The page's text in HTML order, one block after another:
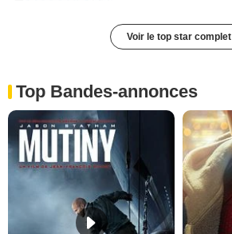
Voir le top star complet
Top Bandes-annonces